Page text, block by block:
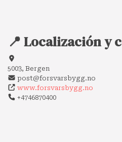
📍 Localización y
5003, Bergen
post@forsvarsbygg.no
www.forsvarsbygg.no
+4746870400